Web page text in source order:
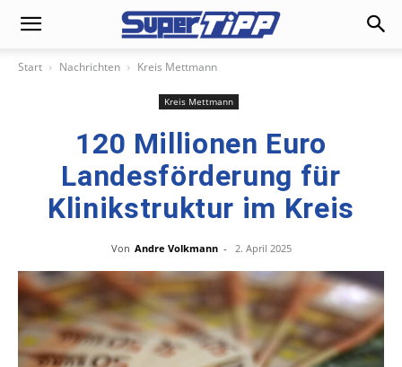
Start Nachrichten Kreis Mettmann
Kreis Mettmann
120 Millionen Euro
Landesförderung für
Klinikstruktur im Kreis
Von Andre Volkmann - 2. April 2025